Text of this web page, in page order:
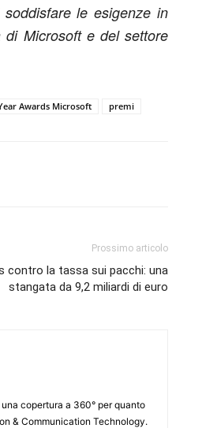
le esigenze in
Microsoft e del settore
Awards Microsoft premi
Prossimo articolo
contro la tassa sui pacchi: una
stangata da 9,2 miliardi di euro
copertura a 360° per quanto
& Communication Technology.